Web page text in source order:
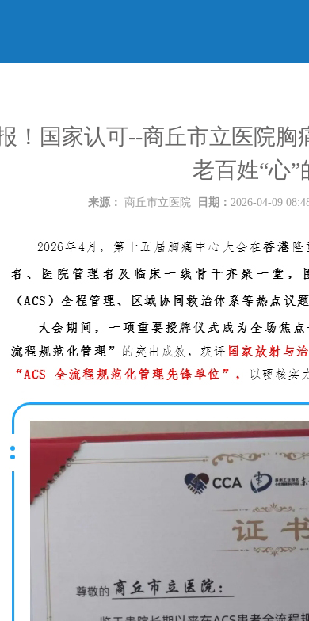
！国家认可--商丘市立医院
老百姓“心”
来源： 商丘市立医院 日期： 2026-04-09